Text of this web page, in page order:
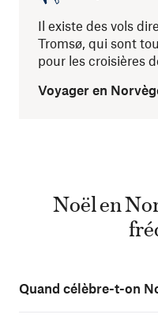
Il existe des vols
Tromsø, qui sont
pour les croisières
Voyager en
Noël en
Quand célèbre-t-on